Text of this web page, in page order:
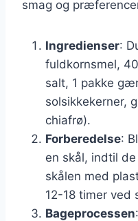
smag og
Ingredienser:
fuldkornsmel,
salt, 1 pakke
solsikkekerner,
chiafrø).
Forberedelse:
en skål, indtil
skålen med
12-18 timer ved
Bageprocessen